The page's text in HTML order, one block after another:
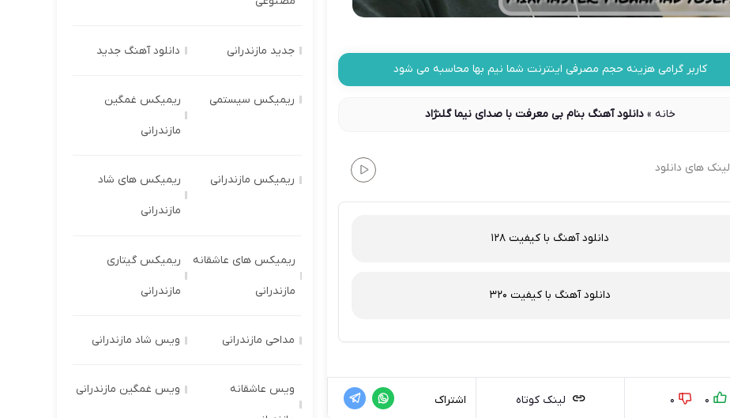
کاربر گرامی هزینه حجم مصرفی اینترنت شما نیم بها محاسبه می شود
خانه »دانلود آهنگ بنام بی معرفت با صدای نیما گلنژاد
لینک های دانلود
دانلود آهنگ با کیفیت 128
دانلود آهنگ با کیفیت 320
0
0 لینک کوتاه اشتراک
جدید مازندرانی دانلود آهنگ جدید
ریمیکس سیستمی ریمیکس غمگین
مازندرانی
ریمیکس مازندرانی ریمیکس های شاد
مازندرانی
ریمیکس های عاشقانه
مازندرانی
ریمیکس گیتاری
مازندرانی
مداحی مازندرانی ویس شاد مازندرانی
ویس عاشقانه ویس غمگین مازندرانی